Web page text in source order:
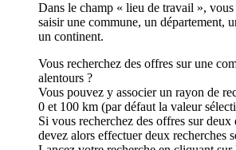
Dans le champ « lieu de travail »,
saisir une commune, un département,
un continent.
Vous recherchez des offres sur une
alentours ?
Vous pouvez y associer un rayon de
0 et 100 km (par défaut la valeur
Si vous recherchez des offres sur deux
devez alors effectuer deux recherches